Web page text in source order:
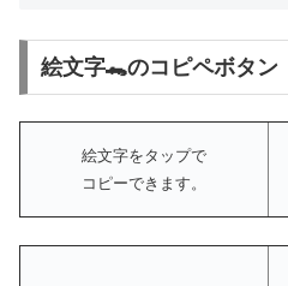
絵文字🐊のコピペボタン
絵文字をタップで
コピーできます。